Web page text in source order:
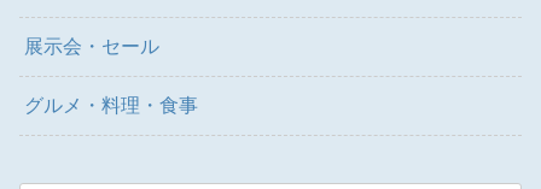
展示会・セール
グルメ・料理・食事